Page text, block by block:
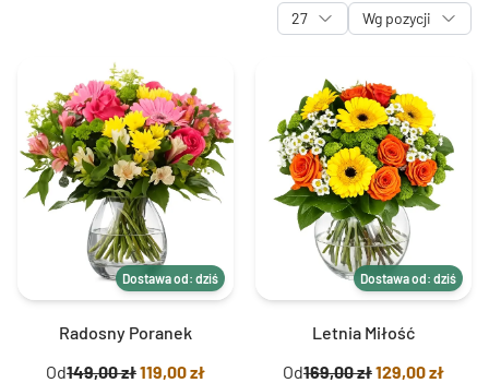
27 Wg pozycji
Dostawa od: dziś
Radosny Poranek
Od149,00 zł119,00 zł
Dostawa od: dziś
Letnia Miłość
Od169,00 zł129,00 zł